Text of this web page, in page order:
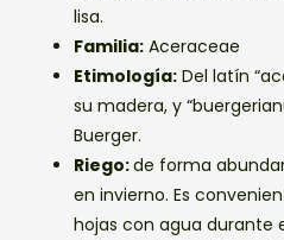
lisa.
Familia: Aceraceae
Etimología: Del latín
su madera, y
Buerger.
Riego:de forma
en invierno. Es
hojas con agua durante